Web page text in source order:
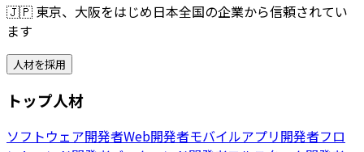
🇯🇵 東京、大阪をはじめ日本全国の企業から信頼されてい
ます
人材を採用
トップ人材
ソフトウェア開発者Web開発者モバイルアプリ開発者フロ